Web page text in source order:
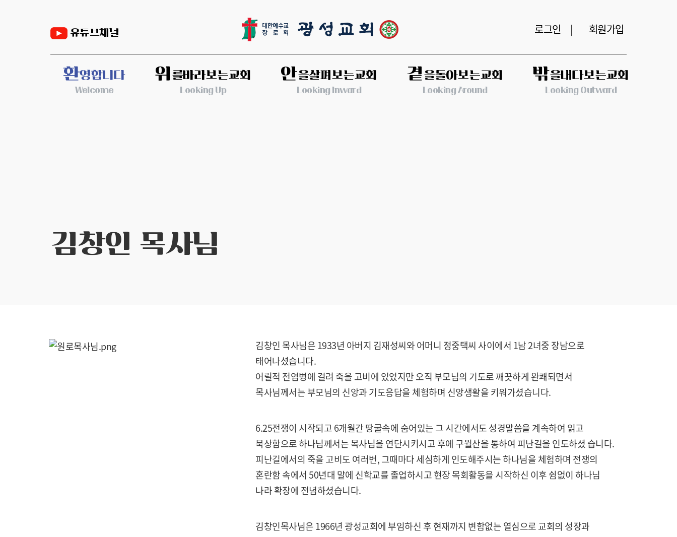
유튜브채널 로그인 회원가입
환영합니다
Welcome
위 를바라보는교회
Looking Up
안을살펴보는교회
Looking Inward
곁 을돌아보는교회
Looking Around
밖을내다보는교회
Looking Outward
김창인 목사님
김창인 목사님은 1933년 아버지 김재성씨와 어머니 정중택씨 사이에서 1남 2녀중 장남으로
태어나셨습니다.
어릴적 전염병에 걸려 죽을 고비에 있었지만 오직 부모님의 기도로 깨끗하게 완쾌되면서
목사님께서는 부모님의 신앙과 기도응답을 체험하며 신앙생활을 키워가셨습니다.
6.25전쟁이 시작되고 6개월간 땅굴속에 숨어있는 그 시간에서도 성경말씀을 계속하여 읽고
묵상함으로 하나님께서는 목사님을 연단시키시고 후에 구월산을 통하여 피난길을 인도하셨 습니다.
피난길에서의 죽을 고비도 여러번, 그때마다 세심하게 인도해주시는 하나님을 체험하며 전쟁의
혼란함 속에서 50년대 말에 신학교를 졸업하시고 현장 목회활동을 시작하신 이후 쉼없이 하나님
나라 확장에 전념하셨습니다.
김창인목사님은 1966년 광성교회에 부임하신 후 현재까지 변함없는 열심으로 교회의 성장과